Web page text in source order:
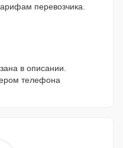
перевозчика.
в описании.
телефона